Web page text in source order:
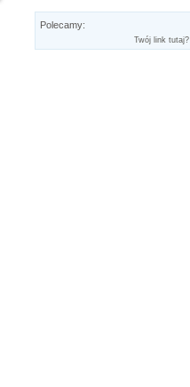
Polecamy:
Twój link tutaj?